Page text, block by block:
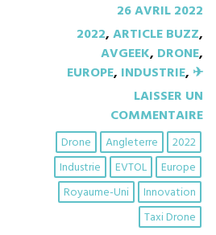
26 AVRIL 2022
2022,ARTICLE BUZZ,
AVGEEK, DRONE,
EUROPE, INDUSTRIE, ✈︎
LAISSER UN
COMMENTAIRE
2022
Angleterre
Drone
Europe
EVTOL
Industrie
Innovation
Royaume-Uni
Taxi Drone